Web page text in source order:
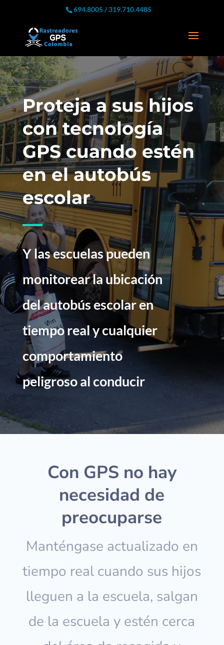
694.8005 / 319.710.4485
Proteja a sus hijos
con tecnología
GPS cuando estén
en el autobús
escolar
Y las escuelas pueden
monitorear la ubicación
del autobús escolar en
tiempo real y cualquier
comportamiento
peligroso al conducir
Con GPS no hay
necesidad de
preocuparse
Manténgase actualizado en
tiempo real cuando sus hijos
lleguen a la escuela, salgan
de la escuela y estén cerca